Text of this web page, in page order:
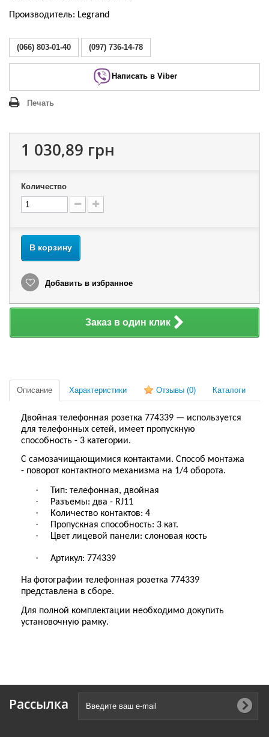
Производитель: Legrand
(066) 803-01-40 (097) 736-14-78
Написать в Viber
Печать
1 030,89 грн
Количество
В корзину
Добавить в избранное
Заказ в один клик
Описание Характеристики Отзывы (0) Каталоги
Двойная телефонная розетка 774339 — используется
для телефонных сетей, имеет пропускную
способность - 3 категории.
С самозачищающимися контактами. Способ монтажа
- поворот контактного механизма на 1/4 оборота.
· Тип: телефонная, двойная
· Разъемы: два - RJ11
· Количество контактов: 4
· Пропускная способность: 3 кат.
· Цвет лицевой панели: слоновая кость
· Артикул: 774339
На фотографии телефонная розетка 774339
представлена в сборе.
Для полной комплектации необходимо докупить
установочную рамку.
Рассылка